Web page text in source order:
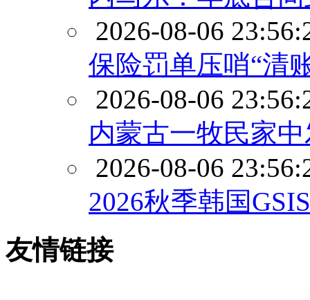
2026-08-06
保险罚单压哨“清
2026-08-06
内蒙古一牧民家
2026-08-06
2026秋季韩国
友情链接